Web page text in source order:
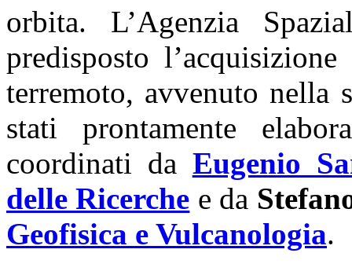
orbita. L’Agenzia
predisposto
terremoto, avvenuto nella
stati prontamente
coordinati da Eugenio
delle Ricerche e da
Geofisica e Vulcanologia.